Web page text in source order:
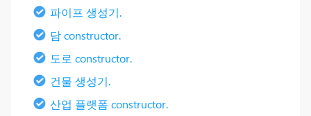
파이프 생성기.
담 constructor.
도로 constructor.
건물 생성기.
산업 플랫폼 constructor.